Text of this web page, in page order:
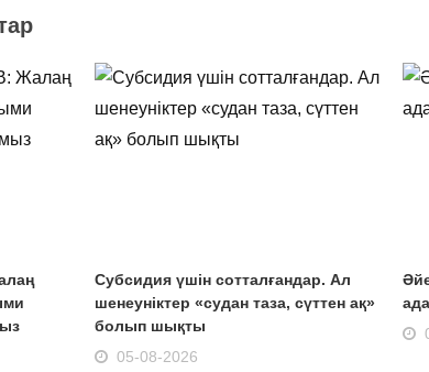
Субсидия үшін сотталғандар. Ал
шенеуніктер «судан таза, сүттен ақ»
болып шықты
05-08-2026